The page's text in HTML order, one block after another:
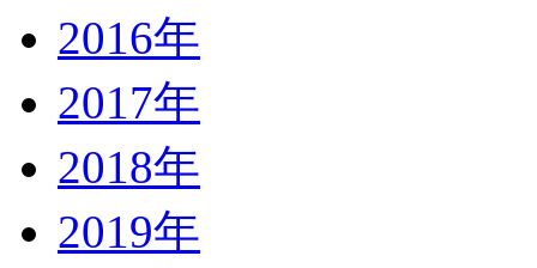
2016年
2017年
2018年
2019年